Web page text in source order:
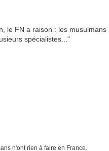
n'ont rien à faire en France.